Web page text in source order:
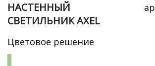
НАСТЕННЫЙ
СВЕТИЛЬНИК AXEL
Цветовое решение